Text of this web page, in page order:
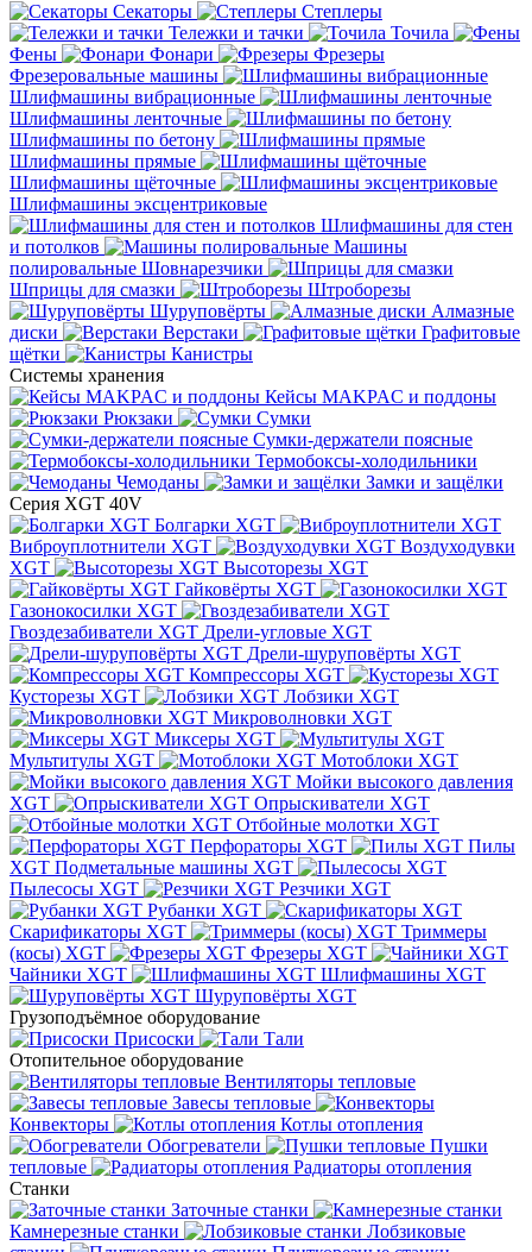
Секаторы
Степлеры
Тележки и тачки
Точила
Фены
Фонари
Фрезеры
Фрезеровальные машины
Шлифмашины вибрационные
Шлифмашины ленточные
Шлифмашины по бетону
Шлифмашины прямые
Шлифмашины щёточные
Шлифмашины эксцентриковые
Шлифмашины для стен
и потолков
Машины
полировальные Шовнарезчики
Шприцы для смазки
Штроборезы
Шуруповёрты
Алмазные
диски
Верстаки
Графитовые
щётки
Канистры
Системы хранения
Кейсы MAKPAC и поддоны
Рюкзаки
Сумки
Сумки-держатели поясные
Термобоксы-холодильники
Чемоданы
Замки и защёлки
Серия XGT 40V
Болгарки XGT
Виброуплотнители XGT
Воздуходувки
XGT
Высоторезы XGT
Гайковёрты XGT
Газонокосилки XGT
Гвоздезабиватели XGT Дрели-угловые XGT
Дрели-шуруповёрты XGT
Компрессоры XGT
Кусторезы XGT
Лобзики XGT
Микроволновки XGT
Миксеры XGT
Мультитулы XGT
Мотоблоки XGT
Мойки высокого давления
XGT
Опрыскиватели XGT
Отбойные молотки XGT
Перфораторы XGT
Пилы
XGT Подметальные машины XGT
Пылесосы XGT
Резчики XGT
Рубанки XGT
Скарификаторы XGT
Триммеры
(косы) XGT
Фрезеры XGT
Чайники XGT
Шлифмашины XGT
Шуруповёрты XGT
Грузоподъёмное оборудование
Присоски
Тали
Отопительное оборудование
Вентиляторы тепловые
Завесы тепловые
Конвекторы
Котлы отопления
Обогреватели
Пушки
тепловые
Радиаторы отопления
Станки
Заточные станки
Камнерезные станки
Лобзиковые